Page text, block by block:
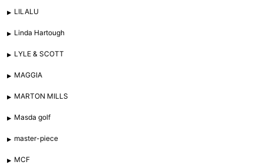
LILALU
Linda Hartough
LYLE & SCOTT
MAGGIA
MARTON MILLS
Masda golf
master-piece
MCF